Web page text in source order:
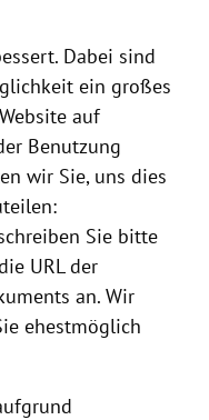
Dabei sind
ein großes
auf
Benutzung
wir Sie, uns dies
Sie bitte
URL der
an. Wir
ehestmöglich